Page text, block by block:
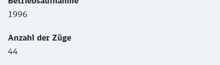
1996
Anzahl der Züge
44